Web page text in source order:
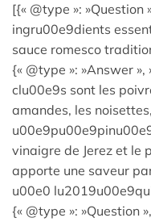
[{« @type »: »Question
ingru00e9dients
sauce romesco
{« @type »: »Answer
clu00e9s sont les
amandes, les
vinaigre de Jerez et le
apporte une saveur
u00e0
{« @type »: »Question